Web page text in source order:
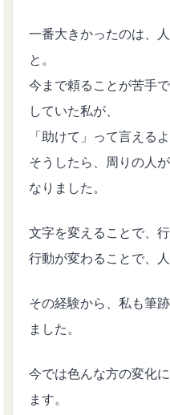
一番大きかったのは、
と。
今まで頼ることが苦手
していた私が、
「助けて」って言える
そうしたら、周りの人
なりました。
文字を変えることで、行
行動が変わることで、
その経験から、私も筆
ました。
今では色んな方の変化
ます。